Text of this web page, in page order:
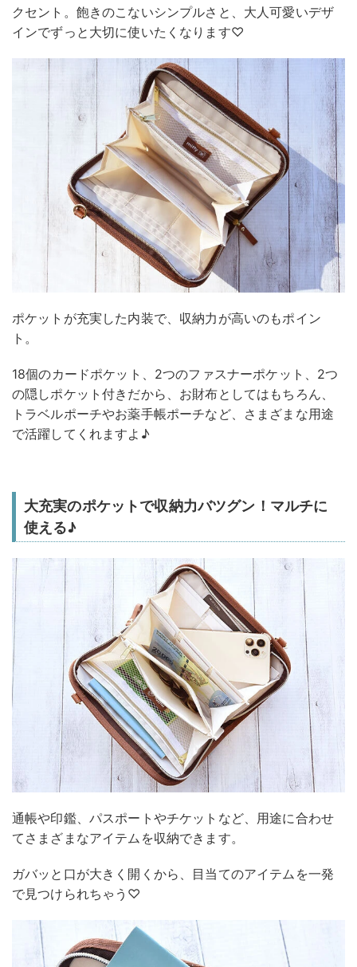
クセント。飽きのこないシンプルさと、大人可愛いデザ
インでずっと大切に使いたくなります♡
ポケットが充実した内装で、収納力が高いのもポイン
ト。
18個のカードポケット、2つのファスナーポケット、2つ
の隠しポケット付きだから、お財布としてはもちろん、
トラベルポーチやお薬手帳ポーチなど、さまざまな用途
で活躍してくれますよ♪
大充実のポケットで収納力バツグン！マルチに
使える♪
通帳や印鑑、パスポートやチケットなど、用途に合わせ
てさまざまなアイテムを収納できます。
ガバッと口が大きく開くから、目当てのアイテムを一発
で見つけられちゃう♡